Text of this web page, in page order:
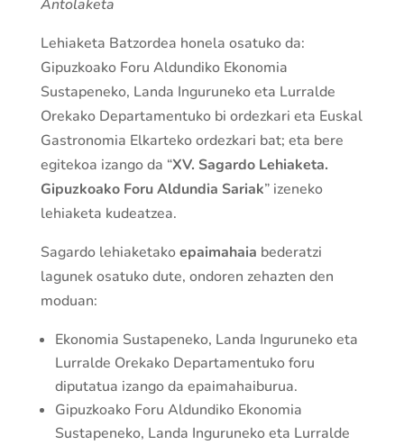
Antolaketa
Lehiaketa Batzordea honela osatuko da:
Gipuzkoako Foru Aldundiko Ekonomia
Sustapeneko, Landa Inguruneko eta Lurralde
Orekako Departamentuko bi ordezkari eta Euskal
Gastronomia Elkarteko ordezkari bat; eta bere
egitekoa izango da “XV. Sagardo Lehiaketa.
Gipuzkoako Foru Aldundia Sariak” izeneko
lehiaketa kudeatzea.
Sagardo lehiaketakoepaimahaia bederatzi
lagunek osatuko dute, ondoren zehazten den
moduan:
Ekonomia Sustapeneko, Landa Inguruneko eta
Lurralde Orekako Departamentuko foru
diputatua izango da epaimahaiburua.
Gipuzkoako Foru Aldundiko Ekonomia
Sustapeneko, Landa Inguruneko eta Lurralde